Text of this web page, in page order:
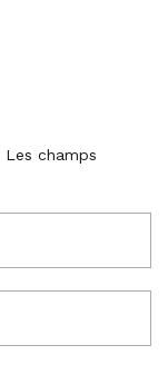
Les champs